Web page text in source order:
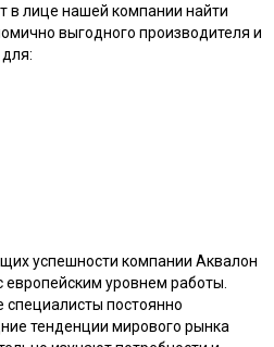
в лице нашей компании найти
выгодного производителя и
успешности компании Аквалон
европейским уровнем работы.
постоянно
тенденции мирового рынка